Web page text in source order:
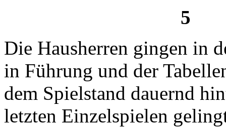
5 :
Die Hausherren gingen in
in Führung und der
dem Spielstand dauernd
letzten Einzelspielen